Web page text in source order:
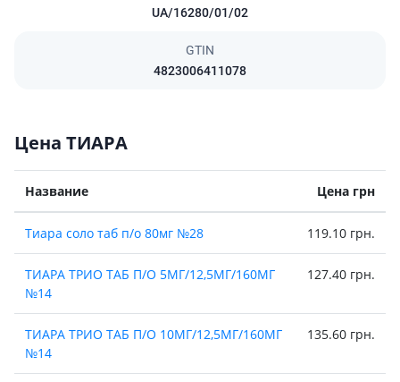
UA/16280/01/02
GTIN
4823006411078
Цена ТИАРА
Название Цена грн
Тиара соло таб п/о 80мг №28 119.10 грн.
ТИАРА ТРИО ТАБ П/О 5МГ/12,5МГ/160МГ
№14
127.40 грн.
ТИАРА ТРИО ТАБ П/О 10МГ/12,5МГ/160МГ
№14
135.60 грн.